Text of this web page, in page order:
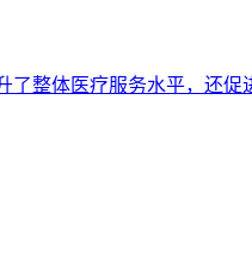
整体医疗服务水平，还